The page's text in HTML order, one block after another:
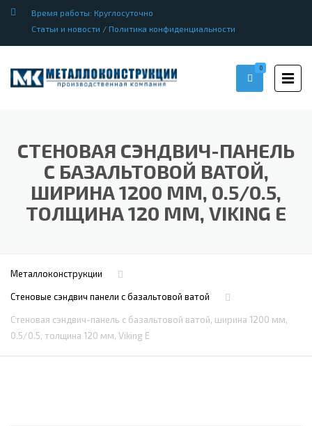
Время работы: Круглосуточно
Статьи и новости / Политика конфиденциальности
0
СТЕНОВАЯ СЭНДВИЧ-ПАНЕЛЬ
С БАЗАЛЬТОВОЙ ВАТОЙ,
ШИРИНА 1200 ММ, 0.5/0.5,
ТОЛЩИНА 120 ММ, VIKING E
Металлоконструкции
Стеновые сэндвич панели с базальтовой ватой
Стеновая сэндвич-панель с базальтовой ватой, ширина 1200 мм,
0.5/0.5, толщина 120 мм, Viking E